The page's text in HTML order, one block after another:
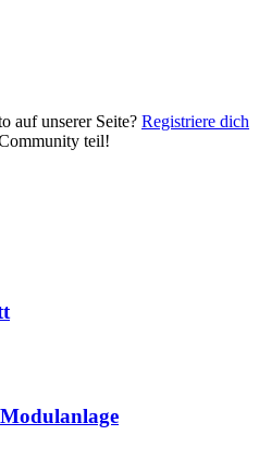
auf unserer Seite? Registriere dich
teil!